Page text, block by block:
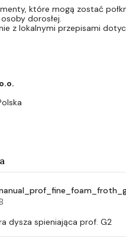
które mogą zostać
dorosłej.
z lokalnymi przepisami
dysza spieniająca prof. G2